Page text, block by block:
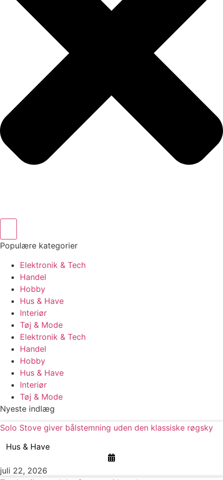
Populære kategorier
Elektronik & Tech
Handel
Hobby
Hus & Have
Interiør
Tøj & Mode
Elektronik & Tech
Handel
Hobby
Hus & Have
Interiør
Tøj & Mode
Nyeste indlæg
Solo Stove giver bålstemning uden den klassiske røgsky
Hus & Have
juli 22, 2026